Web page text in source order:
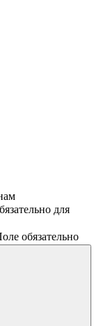
для
обязательно